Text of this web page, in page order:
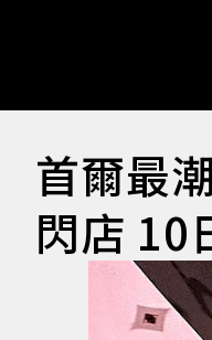
首爾最
閃店 10